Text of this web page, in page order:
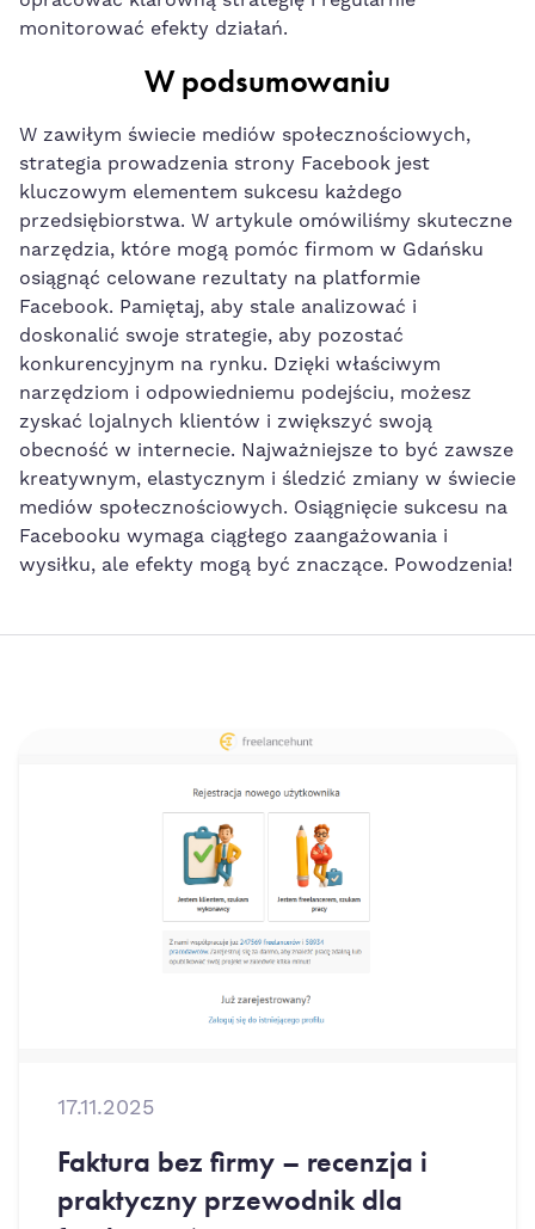
monitorować ‌efekty działań.
W podsumowaniu
W zawiłym świecie mediów społecznościowych,
strategia prowadzenia strony Facebook jest
⁤kluczowym elementem sukcesu każdego
przedsiębiorstwa. ‍W artykule omówiliśmy skuteczne
narzędzia, które mogą pomóc firmom w Gdańsku
osiągnąć celowane rezultaty ⁣na platformie
Facebook. ‍Pamiętaj, ‍aby ‌stale analizować i
doskonalić⁢ swoje strategie, ​aby pozostać
konkurencyjnym na rynku. Dzięki właściwym
narzędziom i odpowiedniemu podejściu, możesz
zyskać lojalnych ⁣klientów ‍i zwiększyć swoją
obecność w internecie. Najważniejsze to‌ być zawsze
kreatywnym, elastycznym i śledzić zmiany w świecie
​mediów społecznościowych. Osiągnięcie sukcesu na
Facebooku wymaga ciągłego zaangażowania i
wysiłku, ale efekty mogą być znaczące. Powodzenia!​
17.11.2025
Faktura bez firmy – recenzja i
praktyczny przewodnik dla